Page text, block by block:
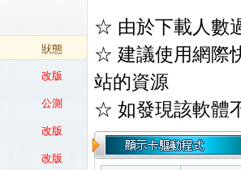
狀態
改版
公測
改版
改版
☆ 由於下載人數
☆ 建議使用網際
站的資源
☆ 如發現該軟體